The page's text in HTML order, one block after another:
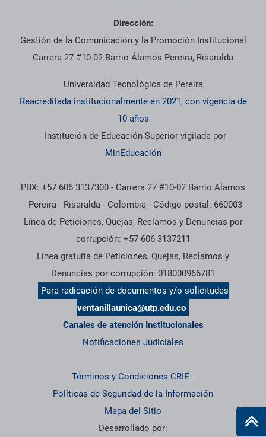
Dirección:
Gestión de la Comunicación y la Promoción Institucional
Carrera 27 #10-02 Barrio Álamos Pereira, Risaralda
Universidad Tecnológica de Pereira
Reacreditada institucionalmente en 2021, con vigencia de
10 años
- Institución de Educación Superior vigilada por
MinEducación
PBX: +57 606 3137300 - Carrera 27 #10-02 Barrio Alamos
- Pereira - Risaralda - Colombia - Código postal: 660003
Línea de Peticiones, Quejas, Reclamos y Denuncias por
corrupción: +57 606 3137211
Línea gratuita de Peticiones, Quejas, Reclamos y
Denuncias por corrupción: 018000966781
Para radicación de documentos y/o solicitudes
ventanillaunica@utp.edu.co
Canales de atención Institucionales
Notificaciones Judiciales
Términos y Condiciones CRIE -
Políticas de Seguridad de la Información
Mapa del Sitio
Desarrollado por: